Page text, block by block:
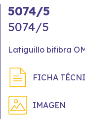
5074/5
5074/5
Latiguillo bifibra
FICHA
IMAGEN